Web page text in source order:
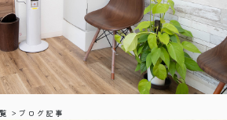
ブログ記事